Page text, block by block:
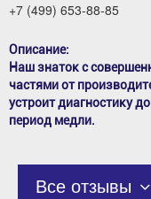
+7 (499) 653-88-85
Описание:
Наш знаток с
частями от
устроит диагностику
период медли.
Все отзывы